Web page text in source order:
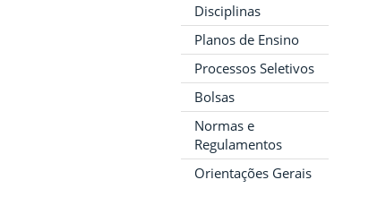
Disciplinas
Planos de Ensino
Processos Seletivos
Bolsas
Normas e
Regulamentos
Orientações Gerais